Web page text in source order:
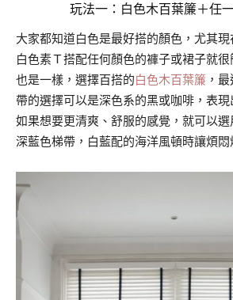
玩法一：白色木百葉簾＋任
大家都知道白色是最好搭的顏色，尤其
白色素Ｔ搭配任何顏色的褲子或裙子就
也是一樣，選擇百搭的白色木百葉簾 ，
帶的選擇可以是深色系的黑或咖啡，表現
如果想要更清爽、舒服的感覺，就可以選
深藍色梯帶，白藍配的海洋風頓時讓煩悶